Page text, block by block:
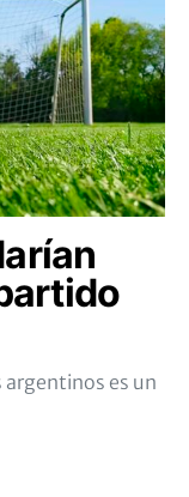
argentinos es un